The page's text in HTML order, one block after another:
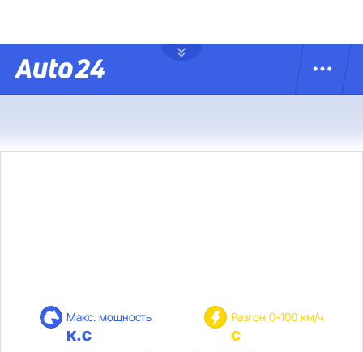
Макс. мощность
к.с
Разгон 0-100 км/ч
с